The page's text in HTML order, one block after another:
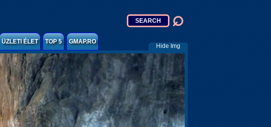
ÜZLETI ÉLET TOP 5 GMAP.RO
Hide Img